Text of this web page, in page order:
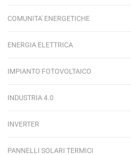
COMUNITA' ENERGETICHE
ENERGIA ELETTRICA
IMPIANTO FOTOVOLTAICO
INDUSTRIA 4.0
INVERTER
PANNELLI SOLARI TERMICI